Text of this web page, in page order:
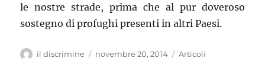
le nostre strade, prima che al pur doveroso
sostegno di profughi presenti in altri Paesi.
Autore
il discrimine
Pubblicato
novembre 20, 2014 Categorie
Articoli